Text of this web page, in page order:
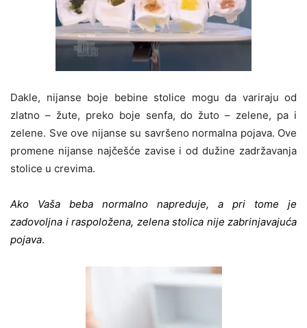
Dakle, nijanse boje bebine stolice mogu da variraju od
zlatno – žute, preko boje senfa, do žuto – zelene, pa i
zelene. Sve ove nijanse su savršeno normalna pojava. Ove
promene nijanse najčešće zavise i od dužine zadržavanja
stolice u crevima.
Ako Vaša beba normalno napreduje, a pri tome je
zadovoljna i raspoložena, zelena stolica nije zabrinjavajuća
pojava.